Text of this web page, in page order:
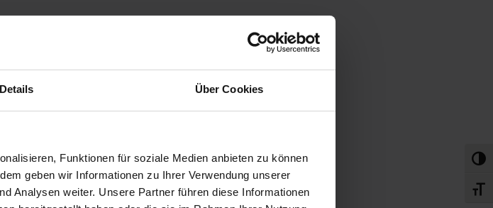
Details Über Cookies
Funktionen für soziale Medien anbieten zu können
geben wir Informationen zu Ihrer Verwendung unserer
Analysen weiter. Unsere Partner führen diese Informationen
Beratungstermin
Probefahrt
– Bochum